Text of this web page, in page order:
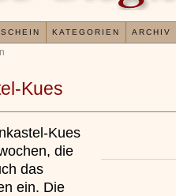
Kues
Kues
die
das
ein. Die
KATEGORIEN ARCHIV